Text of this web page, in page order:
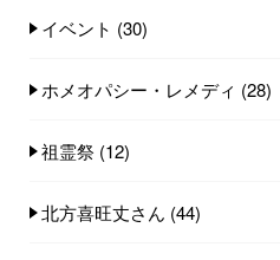
イベント (30)
ホメオパシー・レメディ (28)
祖霊祭 (12)
北方喜旺丈さん (44)